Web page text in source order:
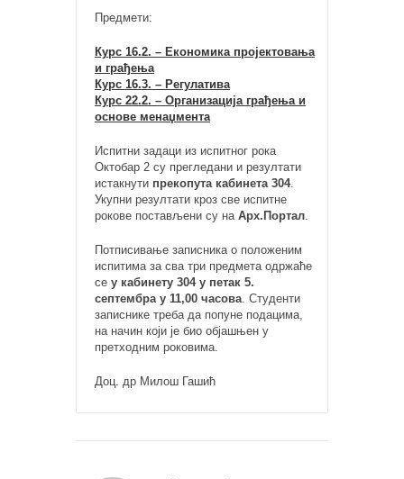
Предмети:
Курс 16.2. – Економика пројектовања
и грађења
Курс 16.3. – Регулатива
Курс 22.2. – Организација грађења и
основе менаџмента
Испитни задаци из испитног рока
Октобар 2 су прегледани и резултати
истакнути прекопута кабинета 304.
Укупни резултати кроз све испитне
рокове постављени су на Арх.Портал.
Потписивање записника о положеним
испитима за сва три предмета одржаће
се у кабинету 304 у петак 5.
септембра у 11,00 часова. Студенти
записнике треба да попуне подацима,
на начин који је био објашњен у
претходним роковима.
Доц. др Милош Гашић